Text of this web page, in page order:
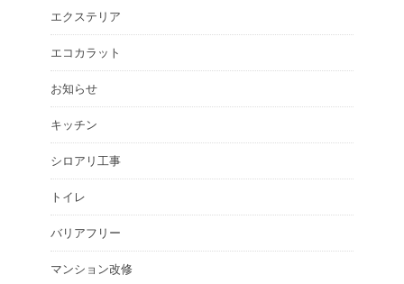
エクステリア
エコカラット
お知らせ
キッチン
シロアリ工事
トイレ
バリアフリー
マンション改修